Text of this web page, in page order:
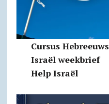
Cursus Hebreeuws
Israël weekbrief
Help Israël